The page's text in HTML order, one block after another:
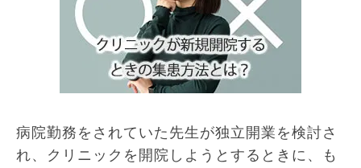
病院勤務をされていた先生が独立開業を検討さ
れ、クリニックを開院しようとするときに、も